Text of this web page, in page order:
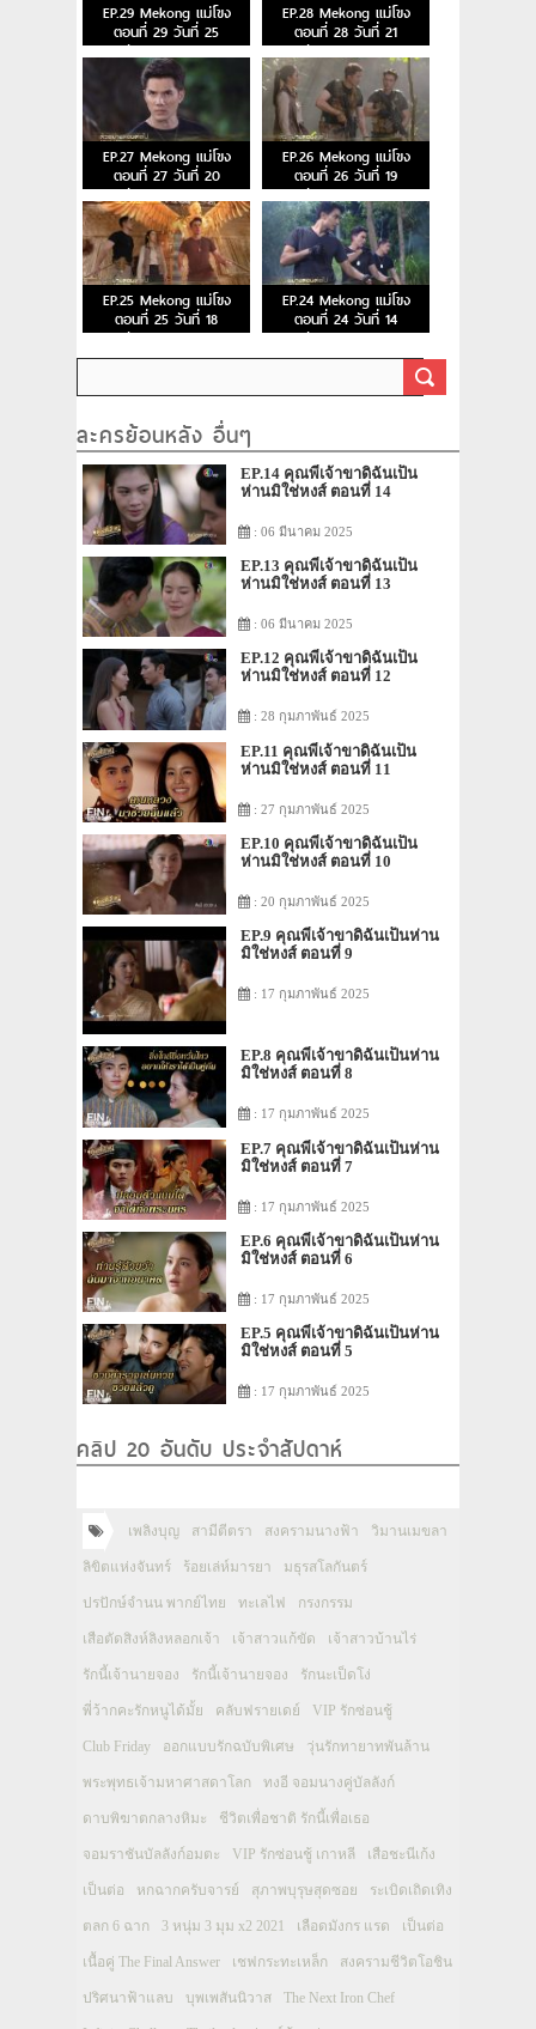
EP.29 Mekong แม่โขง
ตอนที่ 29 วันที่ 25
ธันวาคม 2566
EP.28 Mekong แม่โขง
ตอนที่ 28 วันที่ 21
ธันวาคม 2566
EP.27 Mekong แม่โขง
ตอนที่ 27 วันที่ 20
ธันวาคม 2566
EP.26 Mekong แม่โขง
ตอนที่ 26 วันที่ 19
ธันวาคม 2566
EP.25 Mekong แม่โขง
ตอนที่ 25 วันที่ 18
ธันวาคม 2566
EP.24 Mekong แม่โขง
ตอนที่ 24 วันที่ 14
ธันวาคม 2566
ละครย้อนหลัง อื่นๆ
EP.14 คุณพี่เจ้าขาดิฉันเป็น
ห่านมิใช่หงส์ ตอนที่ 14
: 06 มีนาคม 2025
EP.13 คุณพี่เจ้าขาดิฉันเป็น
ห่านมิใช่หงส์ ตอนที่ 13
: 06 มีนาคม 2025
EP.12 คุณพี่เจ้าขาดิฉันเป็น
ห่านมิใช่หงส์ ตอนที่ 12
: 28 กุมภาพันธ์ 2025
EP.11 คุณพี่เจ้าขาดิฉันเป็น
ห่านมิใช่หงส์ ตอนที่ 11
: 27 กุมภาพันธ์ 2025
EP.10 คุณพี่เจ้าขาดิฉันเป็น
ห่านมิใช่หงส์ ตอนที่ 10
: 20 กุมภาพันธ์ 2025
EP.9 คุณพี่เจ้าขาดิฉันเป็นห่าน
มิใช่หงส์ ตอนที่ 9
: 17 กุมภาพันธ์ 2025
EP.8 คุณพี่เจ้าขาดิฉันเป็นห่าน
มิใช่หงส์ ตอนที่ 8
: 17 กุมภาพันธ์ 2025
EP.7 คุณพี่เจ้าขาดิฉันเป็นห่าน
มิใช่หงส์ ตอนที่ 7
: 17 กุมภาพันธ์ 2025
EP.6 คุณพี่เจ้าขาดิฉันเป็นห่าน
มิใช่หงส์ ตอนที่ 6
: 17 กุมภาพันธ์ 2025
EP.5 คุณพี่เจ้าขาดิฉันเป็นห่าน
มิใช่หงส์ ตอนที่ 5
: 17 กุมภาพันธ์ 2025
คลิป 20 อันดับ ประจำสัปดาห์
เพลิงบุญ สามีตีตรา สงครามนางฟ้า วิมานเมขลา
ลิขิตแห่งจันทร์ ร้อยเล่ห์มารยา มธุรสโลกันตร์
ปรปักษ์จำนน พากย์ไทย ทะเลไฟ กรงกรรม
เสือตัดสิงห์ลิงหลอกเจ้า เจ้าสาวแก้ขัด เจ้าสาวบ้านไร่
รักนี้เจ้านายจอง รักนี้เจ้านายจอง รักนะเป็ดโง่
พี่ว้ากคะรักหนูได้มั้ย คลับฟรายเดย์ VIP รักซ่อนชู้
Club Friday ออกแบบรักฉบับพิเศษ วุ่นรักทายาทพันล้าน
พระพุทธเจ้ามหาศาสดาโลก ทงอี จอมนางคู่บัลลังก์
ดาบพิฆาตกลางหิมะ ชีวิตเพื่อชาติ รักนี้เพื่อเธอ
จอมราชันบัลลังก์อมตะ VIP รักซ่อนชู้ เกาหลี เสือชะนีเก้ง
เป็นต่อ หกฉากครับจารย์ สุภาพบุรุษสุดซอย ระเบิดเถิดเทิง
ตลก 6 ฉาก 3 หนุ่ม 3 มุม x2 2021 เลือดมังกร แรด เป็นต่อ
เนื้อคู่ The Final Answer เชฟกระทะเหล็ก สงครามชีวิตโอชิน
ปริศนาฟ้าแลบ บุพเพสันนิวาส The Next Iron Chef